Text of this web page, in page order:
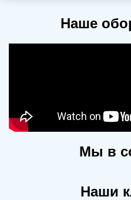
Наше
Мы в
Наши